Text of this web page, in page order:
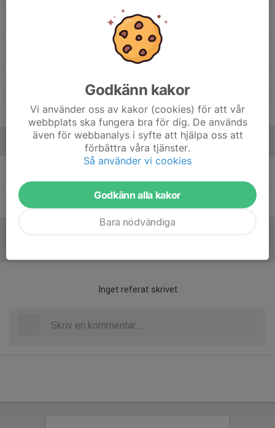
Yaroslav Ilchenko
Ledare
David SciclunaTränare
Inget referat skrivet
Godkänn kakor
Vi använder oss av kakor (cookies) för att vår
webbplats ska fungera bra för dig. De används
även för webbanalys i syfte att hjälpa oss att
förbättra våra tjänster.
Så använder vi cookies
Godkänn alla kakor
Bara nödvändiga